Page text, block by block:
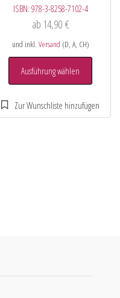
ISBN: 978-3-8258-7102-4
ab 14,90 €
und inkl. Versand (D, A, CH)
Ausführung wählen